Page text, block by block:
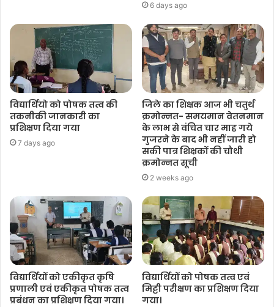
6 days ago
विद्यार्थियो को पोषक तत्व की
तकनीकी जानकारी का
प्रशिक्षण दिया गया
7 days ago
जिले का शिक्षक आज भी चतुर्थ
क्रमोन्नत- समयमान वेतनमान
के लाभ से वंचित चार माह गये
गुजरने के बाद भी नहीं जारी हो
सकी पात्र शिक्षकों की चौथी
क्रमोन्नत सूची
2 weeks ago
विद्यार्थियों को एकीकृत कृषि
प्रणाली एवं एकीकृत पोषक तत्व
प्रबंधन का प्रशिक्षण दिया गया।
विद्यार्थियों को पोषक तत्व एवं
मिट्टी परीक्षण का प्रशिक्षण दिया
गया।